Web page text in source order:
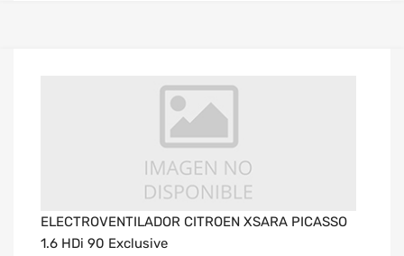
ELECTROVENTILADOR CITROEN XSARA PICASSO
1.6 HDi 90 Exclusive